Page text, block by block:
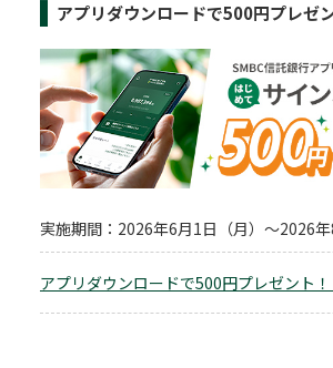
アプリダウンロードで500円プレゼ
実施期間：2026年6月1日（月）～2026年
アプリダウンロードで500円プレゼント